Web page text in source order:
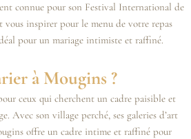
connue pour son Festival International de
inspirer pour le menu de votre repas
pour un mariage intimiste et raffiné.
à Mougins ?
ceux qui cherchent un cadre paisible et
Avec son village perché, ses galeries d’art
offre un cadre intime et raffiné pour